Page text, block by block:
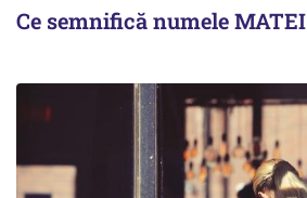
Ce semnifică numele MATEI